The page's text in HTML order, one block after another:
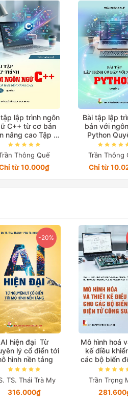
tập lập trình ngôn
C++ từ cơ bản
nâng cao Tập 1
(Quyển 2)
Thông Quế
từ 10.000₫
Bài tập lập
bản với
Python
Trần Thông
Chỉ từ
-20%
AI hiện đại Từ
lý cổ điển tới
hình nền tảng
TS. Thái Trà My
316.000₫
Mô hình hoá
kế điều
các bộ biến
tử công
Trần Trọng